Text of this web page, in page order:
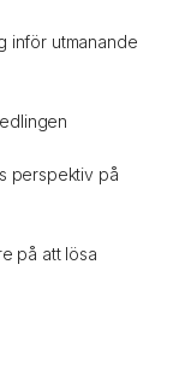
inför utmanande
perspektiv på
på att lösa